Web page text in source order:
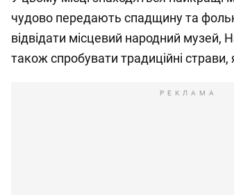
чудово передають спадщину та
відвідати місцевий народний музей,
також спробувати традиційні страви,
РЕКЛАМА